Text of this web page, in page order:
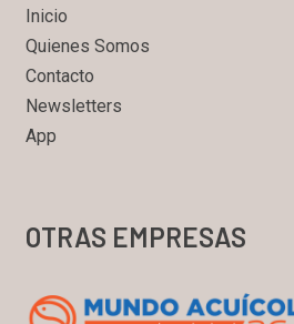
Inicio
Quienes Somos
Contacto
Newsletters
App
OTRAS EMPRESAS